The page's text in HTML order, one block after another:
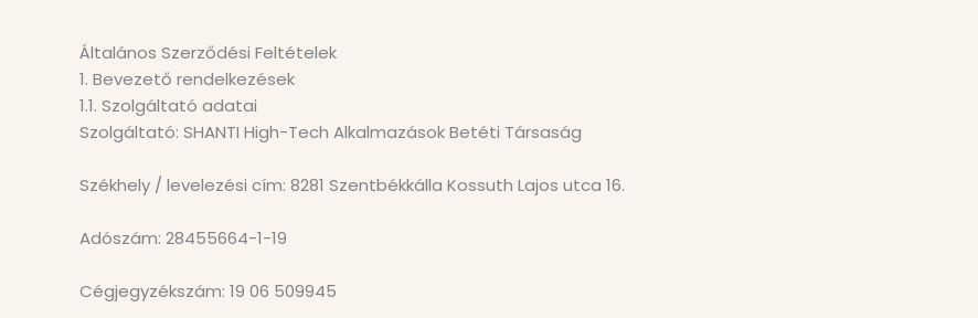
Általános Szerződési Feltételek
1. Bevezető rendelkezések
1.1. Szolgáltató adatai
Szolgáltató: SHANTI High-Tech Alkalmazások Betéti Társaság
Székhely / levelezési cím: 8281 Szentbékkálla Kossuth Lajos utca 16.
Adószám: 28455664-1-19
Cégjegyzékszám: 19 06 509945